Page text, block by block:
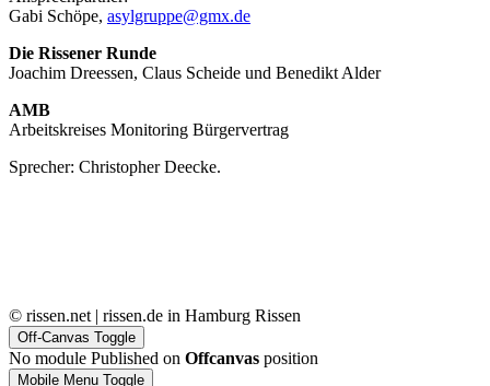
Gabi Schöpe, asylgruppe@gmx.de
Die Rissener Runde
Joachim Dreessen, Claus Scheide und Benedikt Alder
AMB
Arbeitskreises Monitoring Bürgervertrag
Sprecher: Christopher Deecke.
© rissen.net | rissen.de in Hamburg Rissen
Off-Canvas Toggle
No module Published on Offcanvas position
Mobile Menu Toggle